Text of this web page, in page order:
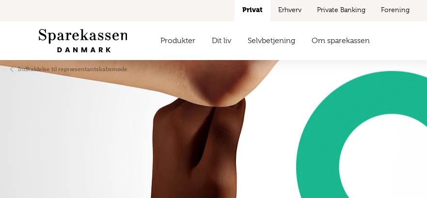
Indkaldelse til repræsentantskabsmøde
Privat Erhverv Private Banking Forening
Produkter Dit liv Selvbetjening Om sparekassen